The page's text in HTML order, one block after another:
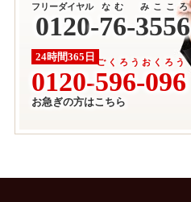
0120
フリーダイヤル
-76-3556
なむ みこころ
24時間365日
0120-596-096
ごくろうおくろう
お急ぎの方はこちら